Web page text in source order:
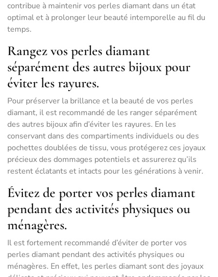
contribue à maintenir vos perles diamant dans un état
optimal et à prolonger leur beauté intemporelle au fil du
temps.
Rangez vos perles diamant
séparément des autres bijoux pour
éviter les rayures.
Pour préserver la brillance et la beauté de vos perles
diamant, il est recommandé de les ranger séparément
des autres bijoux afin d’éviter les rayures. En les
conservant dans des compartiments individuels ou des
pochettes doublées de tissu, vous protégerez ces joyaux
précieux des dommages potentiels et assurerez qu’ils
restent éclatants et intacts pour les générations à venir.
Évitez de porter vos perles diamant
pendant des activités physiques ou
ménagères.
Il est fortement recommandé d’éviter de porter vos
perles diamant pendant des activités physiques ou
ménagères. En effet, les perles diamant sont des joyaux